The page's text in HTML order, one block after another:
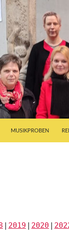
MUSIKPROBEN
2019 2020